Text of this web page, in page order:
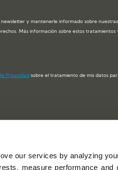
our services by analyzing
measure performance and
y mantenerle informado sobre
Más información sobre estos tratamientos
Privacidad sobre el tratamiento de mis datos
nº 2, 1º Dcha. 47001 Valladolid